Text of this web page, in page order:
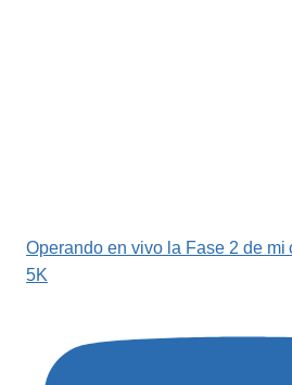
Operando en vivo la Fase 2 de mi
5K